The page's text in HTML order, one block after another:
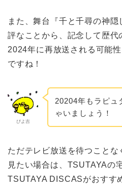
また、舞台『千と千尋の神
評なことから、記念して歴代
2024年に再放送される可能
ですね！
ぴよ吉
20204年もラピュ
ゃいましょう！
ただテレビ放送を待つことな
見たい場合は、TSUTAYAの
TSUTAYA DISCASがおすす